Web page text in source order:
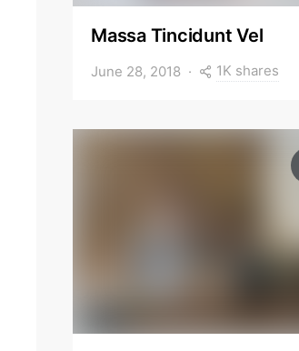
Massa Tincidunt Vel
June 28, 2018 1K shares